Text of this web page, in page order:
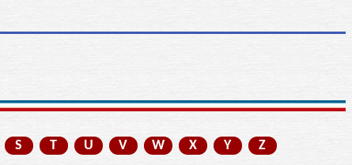
S T U V W X Y Z